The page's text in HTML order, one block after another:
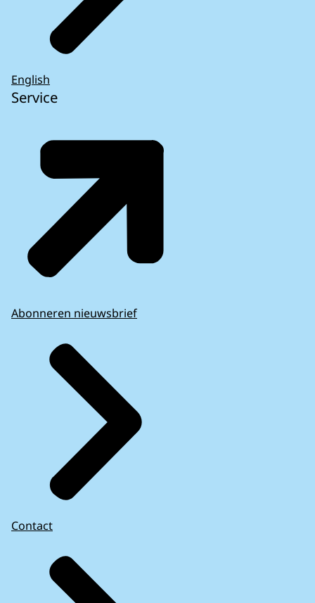
English
Service
Abonneren nieuwsbrief
Contact